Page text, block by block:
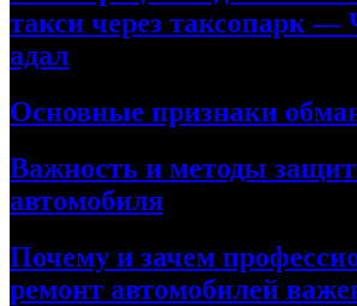
такси через таксопарк
адал
Основные признаки
Важность и методы
автомобиля
Почему и зачем
ремонт автомобилей